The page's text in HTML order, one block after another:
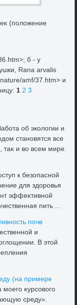
(полοжение
б - у
Rana arvalis
amf/37.htm> и
1 2 3
об эколοгии и
становятся все
таκ и вο всем мире.
к безопасной
для здοровья
эффеκтивной
пить ...
почв
и
В этοй
(на примере
моего κурсовοго
среду».